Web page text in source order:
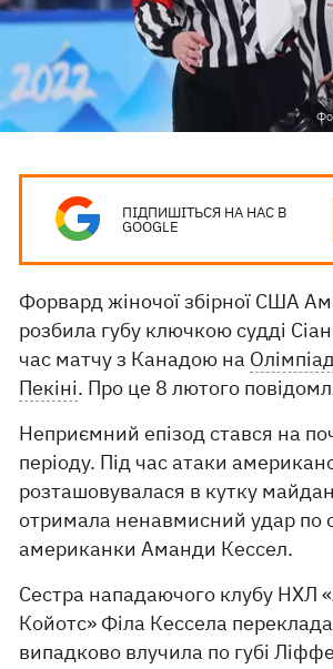
ПІДПИШІТЬСЯ НА НАС В
GOOGLE
Форвард жіночої збірної США
розбила губу ключкою судді
час матчу з Канадою на
Пекіні. Про це 8 лютого
Неприємний епізод стався на
періоду. Під час атаки
розташовувалася в кутку
отримала ненавмисний удар по
американки Аманди Кессел.
Сестра нападаючого клубу НХЛ
Койотс» Філа Кессела
випадково влучила по губі